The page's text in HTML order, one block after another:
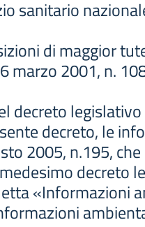
sanitario
di maggior
marzo 2001, n.
decreto
decreto, le
2005, n.195,
decreto
«Informazioni